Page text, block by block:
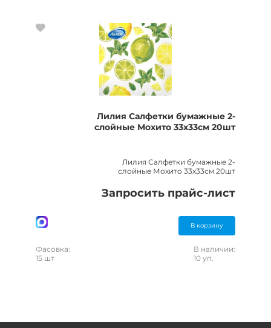
Лилия Салфетки бумажные 2-
слойные Мохито 33х33см 20шт
Лилия Салфетки бумажные 2-
слойные Мохито 33х33см 20шт
Запросить прайс-лист
В корзину
Фасовка:
15 шт
В наличии:
10 уп.